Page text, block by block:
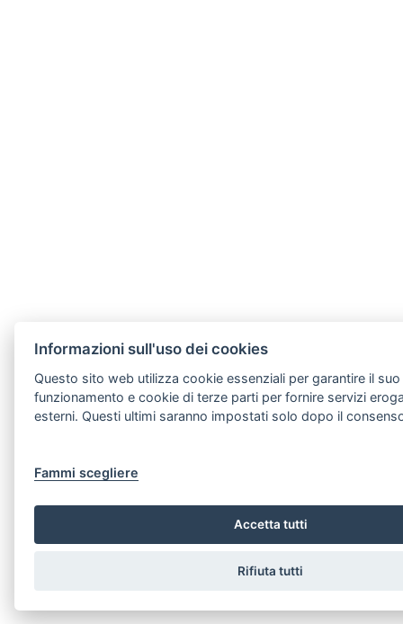
Informazioni sull'uso dei cookies
Questo sito web utilizza cookie essenziali per garantire il
funzionamento e cookie di terze parti per fornire servizi
esterni. Questi ultimi saranno impostati solo dopo il
Fammi scegliere
Accetta tutti
Rifiuta tutti